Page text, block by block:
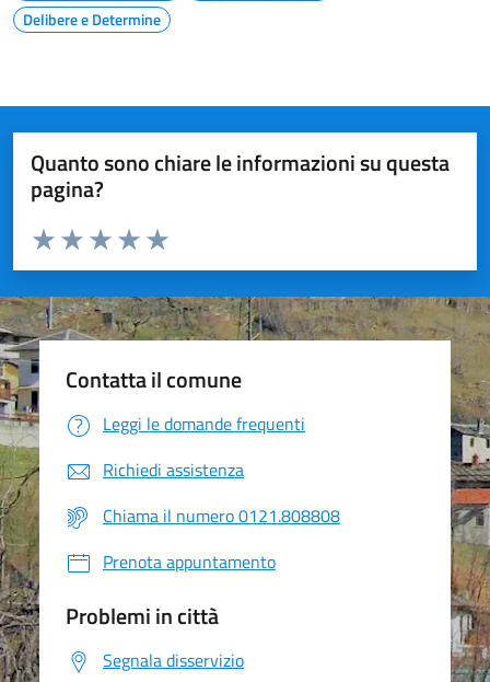
Delibere e Determine
Quanto sono chiare le informazioni su questa
pagina?
Valuta da 1 a 5 stelle la pagina
Valuta 5 stelle su 5
Valuta 4 stelle su 5
Valuta 3 stelle su 5
Valuta 2 stelle su 5
Valuta 1 stelle su 5
Contatta il comune
Leggi le domande frequenti
Richiedi assistenza
Chiama il numero 0121.808808
Prenota appuntamento
Problemi in città
Segnala disservizio